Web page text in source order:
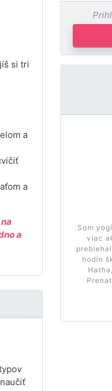
si tri
a
a
a
Som
viac
hodín